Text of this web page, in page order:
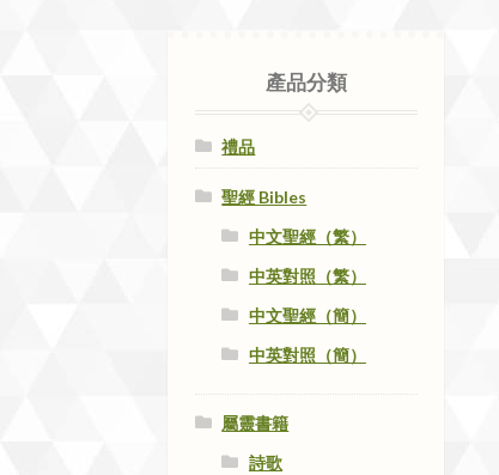
產品分類
禮品
聖經 Bibles
中文聖經（繁）
中英對照（繁）
中文聖經（簡）
中英對照（簡）
屬靈書籍
詩歌